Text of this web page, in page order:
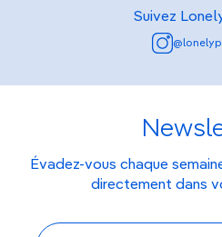
Suivez
Évadez-vous chaque
directement dans